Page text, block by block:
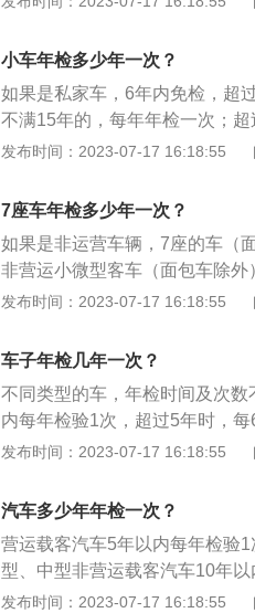
(含7座)的非营运小型私家客车
仍需要在指定期限内(一般为2
交警中队申领检验合格标志，
围：非营运轿车等车辆6年内免
012年9月1日之后的车辆，可以
规定办理年审业务。
小车年检多少年一次？
如果是私家车，6年内免检，超
不满15年的，每年年检一次；
内每年检验1次；超过5年，每6
更换，与初检记录是否相符；检
它安全性能是否符合“机动车安
装、改型、改造、行驶证、号
化，是否办理了审批和异动、
样有无损坏、涂改字迹不清等情
人数；货车后栏板（包括挂车后
个体或联营户的汽车，门的两侧
写单位代号或其它图案（特殊
者；号牌、行驶证破损不全、字
不按照规定安装警报器、标志灯
发布时间：2023-07-17 16:18:55
7座车年检多少年一次？
如果是非运营车辆，7座的车（
非营运小微型客车（面包车除
次。如果是运营车辆，5年以内
继续行驶；无故不参加年检或年
籍；符合报废条件或使用超过
案，予以报废。
发布时间：2023-07-17 16:18:55
车子年检几年一次？
不同类型的车，年检时间及次
内每年检验1次，超过5年时，
客汽车10年以内每年检验1次，
个月检验1次；摩托车4年以内
机和其他机动车每年检验1次。
格的车，不再重复进行安全技术
辆安全隐患，督促加强汽车的
发布时间：2023-07-17 16:18:55
汽车多少年年检一次？
营运载客汽车5年以内每年检验
型、中型非营运载客汽车10年
小型、微型非营运载客汽车6年
发布时间：2023-07-17 16:18:55